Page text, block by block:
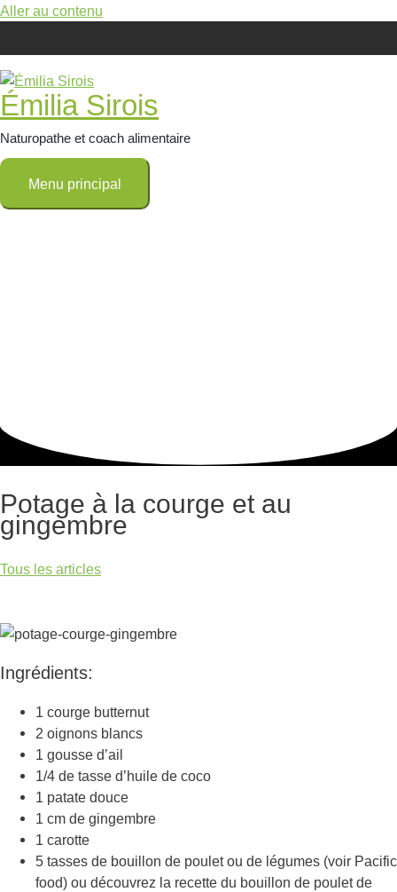
Aller au contenu
Émilia Sirois
Naturopathe et coach alimentaire
Menu principal
Potage à la courge et au
gingembre
Tous les articles
Ingrédients:
1 courge butternut
2 oignons blancs
1 gousse d’ail
1/4 de tasse d’huile de coco
1 patate douce
1 cm de gingembre
1 carotte
5 tasses de bouillon de poulet ou de légumes (voir Pacific
food) ou découvrez la recette du bouillon de poulet de